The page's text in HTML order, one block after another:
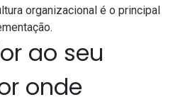
organizacional é o principal
.
ao seu
onde